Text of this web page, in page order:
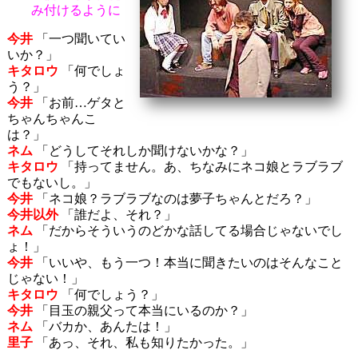
み付けるように
今井「一つ聞いてい
いか？」
キタロウ 「何でしょ
う？」
今井「お前…ゲタと
ちゃんちゃんこ
は？」
ネム 「どうしてそれしか聞けないかな？」
キタロウ 「持ってません。あ、ちなみにネコ娘とラブラブ
でもないし。」
今井「ネコ娘？ラブラブなのは夢子ちゃんとだろ？」
今井以外「誰だよ、それ？」
ネム 「だからそういうのどかな話してる場合じゃないでし
ょ！」
今井「いいや、もう一つ！本当に聞きたいのはそんなこと
じゃない！」
キタロウ 「何でしょう？」
今井「目玉の親父って本当にいるのか？」
ネム 「バカか、あんたは！」
里子「あっ、それ、私も知りたかった。」